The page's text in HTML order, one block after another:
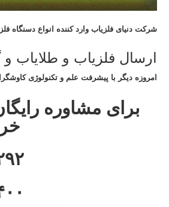
شرکت دنیای فلزیاب وارد کننده انواع دسنگاه
ارسال فلزیاب و طلایاب
امروزه دیگر با پیشرفت علم و تکنولوژی
برای مشاوره